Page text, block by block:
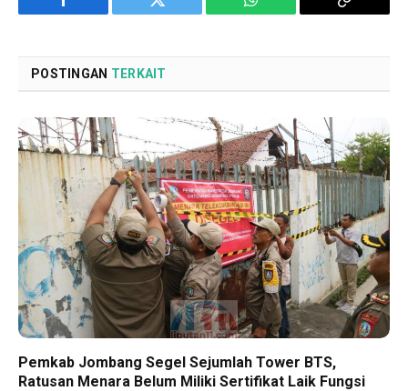
Facebook Twitter WhatsApp
Copy
POSTINGAN TERKAIT
Pemkab Jombang Segel Sejumlah Tower BTS,
Ratusan Menara Belum Miliki Sertifikat Laik Fungsi